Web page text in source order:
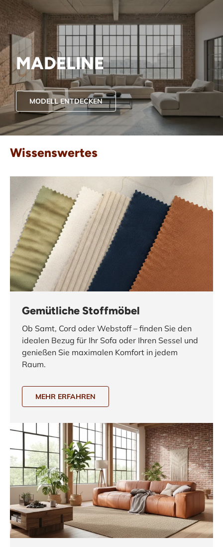
MADELINE
MODELL ENTDECKEN
Wissenswertes
Gemütliche Stoffmöbel
Ob Samt, Cord oder Webstoff – finden Sie den
idealen Bezug für Ihr Sofa oder Ihren Sessel und
genießen Sie maximalen Komfort in jedem
Raum.
MEHR ERFAHREN